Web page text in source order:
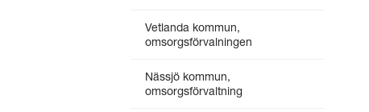
Vetlanda kommun,
omsorgsförvalningen
Nässjö kommun,
omsorgsförvaltning